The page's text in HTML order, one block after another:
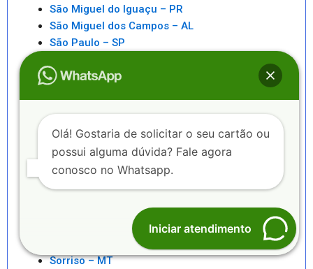
São Miguel do Iguaçu – PR
São Miguel dos Campos – AL
São Paulo – SP
São Sebastiao – SP
Senhor do Bonfim – BA
Serra – ES
Serrinha – BA
Sete Lagoas – MG
Sorriso – MT
Olá! Gostaria de solicitar o seu cartão ou
possui alguma dúvida? Fale agora
conosco no Whatsapp.
Iniciar atendimento